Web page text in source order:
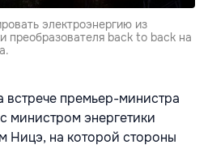
электроэнергию из
преобразователя back to back на
встрече премьер-министра
энергетики
Ницэ, на которой стороны